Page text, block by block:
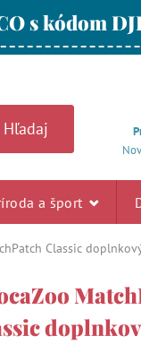
s kódom
Hľadaj
a šport
Classic